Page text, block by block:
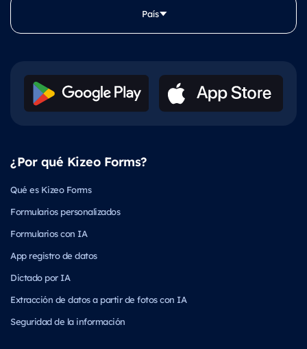
País
¿Por qué Kizeo Forms?
Qué es Kizeo Forms
Formularios personalizados
Formularios con IA
App registro de datos
Dictado por IA
Extracción de datos a partir de fotos con IA
Seguridad de la información